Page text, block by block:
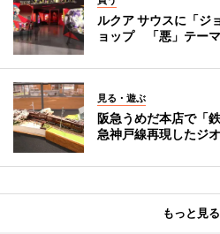
ルクア サウスに「ジ
ョップ 「悪」テー
見る・遊ぶ
阪急うめだ本店で「
急神戸線再現したジ
もっと見る